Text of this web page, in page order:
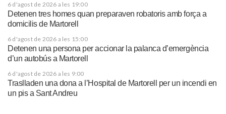
6 d'agost de 2026 a les 19:00
Detenen tres homes quan preparaven robatoris amb força a
domicilis de Martorell
6 d'agost de 2026 a les 15:00
Detenen una persona per accionar la palanca d’emergència
d’un autobús a Martorell
6 d'agost de 2026 a les 9:00
Traslladen una dona a l’Hospital de Martorell per un incendi en
un pis a Sant Andreu